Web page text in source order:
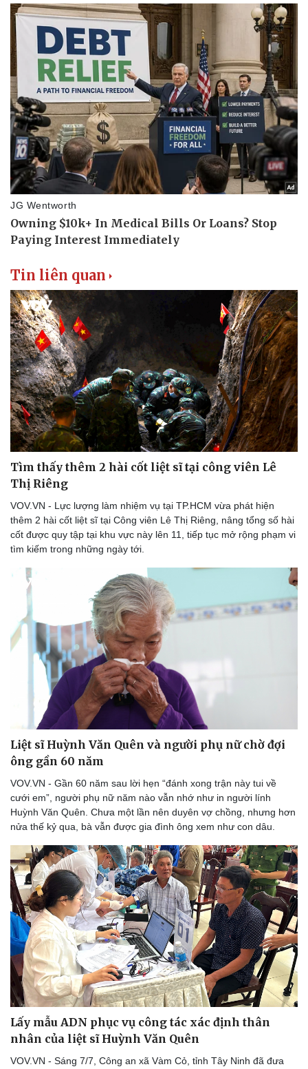
Sức khỏe
Dinh dưỡng - món ngon
Cây thuốc
Sản phụ khoa
Nhi khoa
Nam khoa
Làm đẹp - giảm cân
Phòng mạch online
Ăn sạch sống khỏe
Đời sống
Nhà đẹp
Blog
Tình yêu - Gia đình
Tin liên quan
Tìm thấy thêm 2 hài cốt liệt sĩ tại công viên Lê
Thị Riêng
VOV.VN - Lực lượng làm nhiệm vụ tại TP.HCM vừa phát hiện
thêm 2 hài cốt liệt sĩ tại Công viên Lê Thị Riêng, nâng tổng số hài
cốt được quy tập tại khu vực này lên 11, tiếp tục mở rộng phạm vi
tìm kiếm trong những ngày tới.
Liệt sĩ Huỳnh Văn Quên và người phụ nữ chờ đợi
ông gần 60 năm
VOV.VN - Gần 60 năm sau lời hẹn “đánh xong trận này tui về
cưới em”, người phụ nữ năm nào vẫn nhớ như in người lính
Huỳnh Văn Quên. Chưa một lần nên duyên vợ chồng, nhưng hơn
nửa thế kỷ qua, bà vẫn được gia đình ông xem như con dâu.
Lấy mẫu ADN phục vụ công tác xác định thân
nhân của liệt sĩ Huỳnh Văn Quên
VOV.VN - Sáng 7/7, Công an xã Vàm Cỏ, tỉnh Tây Ninh đã đưa